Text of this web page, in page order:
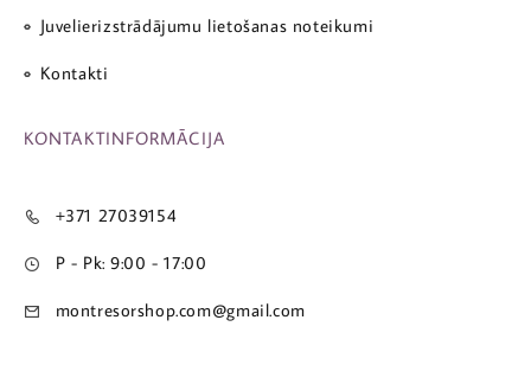
Juvelierizstrādājumu lietošanas noteikumi
Kontakti
KONTAKTINFORMĀCIJA
+371 27039154
P - Pk: 9:00 - 17:00
montresorshop.com@gmail.com